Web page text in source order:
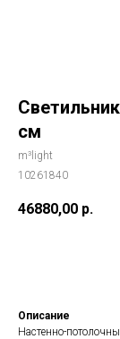
см
m³light
10261840
46880,00 р.
Описание
Настенно-